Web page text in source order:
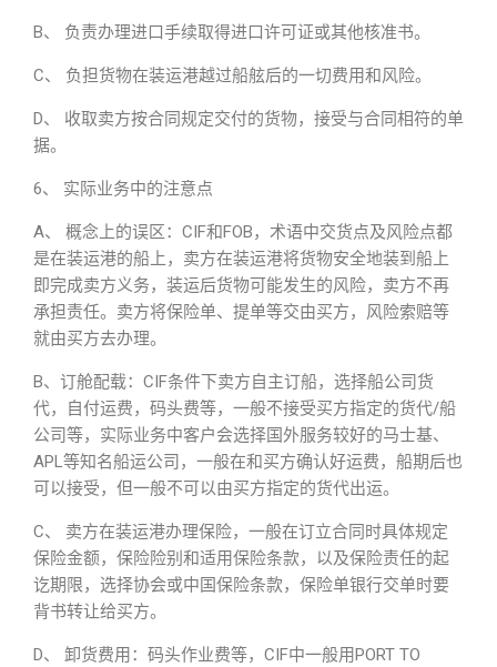
B、 负责办理进口手续取得进口许可证或其他核准书。
C、 负担货物在装运港越过船舷后的一切费用和风险。
D、 收取卖方按合同规定交付的货物，接受与合同相符的单
据。
6、 实际业务中的注意点
A、 概念上的误区：CIF和FOB，术语中交货点及风险点都
是在装运港的船上，卖方在装运港将货物安全地装到船上
即完成卖方义务，装运后货物可能发生的风险，卖方不再
承担责任。卖方将保险单、提单等交由买方，风险索赔等
就由买方去办理。
B、订舱配载：CIF条件下卖方自主订船，选择船公司货
代，自付运费，码头费等，一般不接受买方指定的货代/船
公司等，实际业务中客户会选择国外服务较好的马士基、
APL等知名船运公司，一般在和买方确认好运费，船期后也
可以接受，但一般不可以由买方指定的货代出运。
C、 卖方在装运港办理保险，一般在订立合同时具体规定
保险金额，保险险别和适用保险条款，以及保险责任的起
讫期限，选择协会或中国保险条款，保险单银行交单时要
背书转让给买方。
D、 卸货费用：码头作业费等，CIF中一般用PORT TO